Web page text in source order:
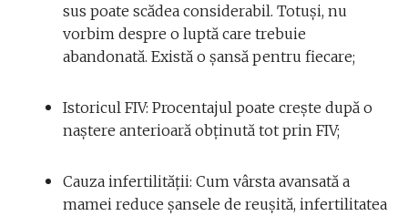
sus poate scădea considerabil. Totuși, nu
vorbim despre o luptă care trebuie
abandonată. Există o șansă pentru fiecare;
Istoricul FIV: Procentajul poate crește după o
naștere anterioară obținută tot prin FIV;
Cauza infertilității: Cum vârsta avansată a
mamei reduce șansele de reușită, infertilitatea